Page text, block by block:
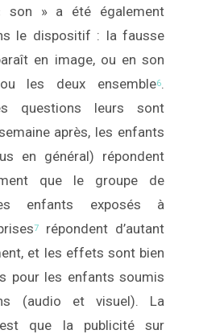
son » a été également
le dispositif : la fausse
en image, ou en son
les deux ensemble6.
questions leurs sont
après, les enfants
en général) répondent
que le groupe de
enfants exposés à
7
répondent d’autant
et les effets sont bien
pour les enfants soumis
(audio et visuel). La
que la publicité sur